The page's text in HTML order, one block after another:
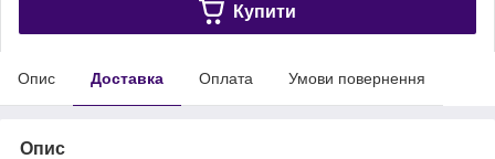
Купити
Опис Доставка Оплата Умови повернення
Опис